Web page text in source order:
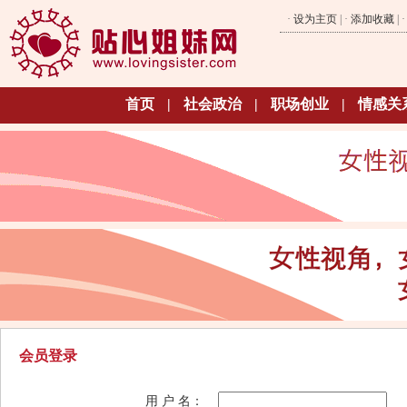
· 设为主页 | · 添加收藏 | ·
首页 | 社会政治 | 职场创业 | 情感关
会员登录
用 户 名：